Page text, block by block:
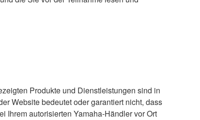
Produkte und Dienstleistungen sind in
Website bedeutet oder garantiert nicht, dass
Ihrem autorisierten Yamaha-Händler vor Ort